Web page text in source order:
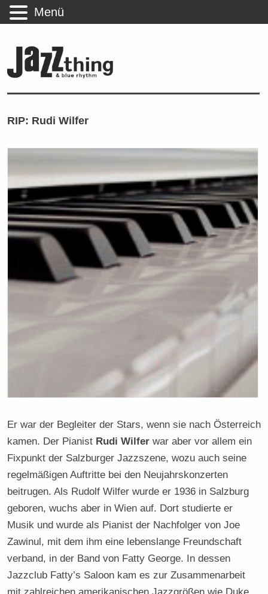
RIP: Rudi Wilfer
Er war der Begleiter der Stars, wenn sie nach Österreich
kamen. Der Pianist Rudi Wilfer war aber vor allem ein
Fixpunkt der Salzburger Jazzszene, wozu auch seine
regelmäßigen Auftritte bei den Neujahrskonzerten
beitrugen. Als Rudolf Wilfer wurde er 1936 in Salzburg
geboren, wuchs aber in Wien auf. Dort studierte er
Musik und wurde als Pianist der Nachfolger von Joe
Zawinul, mit dem ihm eine lebenslange Freundschaft
verband, in der Band von Fatty George. In dessen
Jazzclub Fatty’s Saloon kam es zur Zusammenarbeit
Menü